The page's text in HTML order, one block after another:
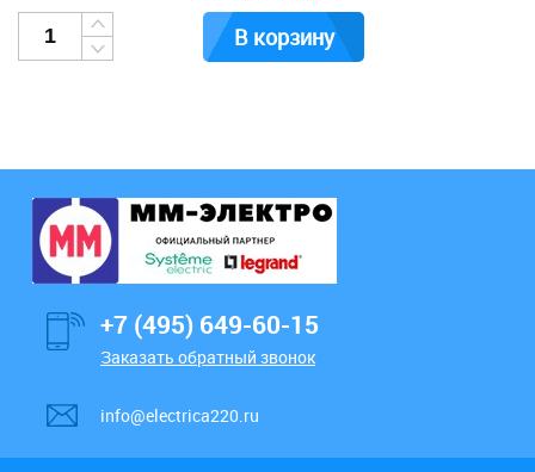
В корзину
+7 (495) 649-60-15
Заказать обратный звонок
info@electrica220.ru